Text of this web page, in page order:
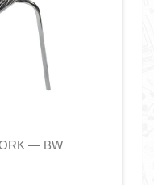
— BW